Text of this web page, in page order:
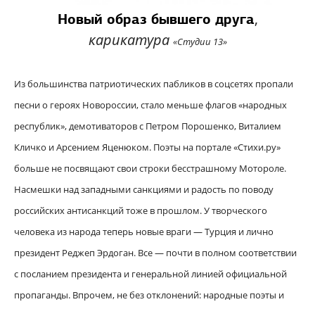
Новый образ бывшего друга,
карикатура «Студии 13»
Из большинства патриотических пабликов в соцсетях пропали
песни о героях Новороссии, стало меньше флагов «народных
республик», демотиваторов с Петром Порошенко, Виталием
Кличко и Арсением Яценюком. Поэты на портале «Стихи.ру»
больше не посвящают свои строки бесстрашному Мотороле.
Насмешки над западными санкциями и радость по поводу
российских антисанкций тоже в прошлом. У творческого
человека из народа теперь новые враги — Турция и лично
президент Реджеп Эрдоган. Все — почти в полном соответствии
с посланием президента и генеральной линией официальной
пропаганды. Впрочем, не без отклонений: народные поэты и